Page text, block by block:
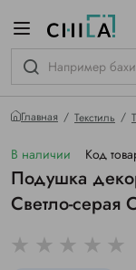
Главная Текстиль
В наличии Код
Подушка
Светло-серая
гамме